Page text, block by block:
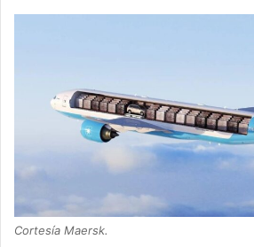
Cortesía Maersk.